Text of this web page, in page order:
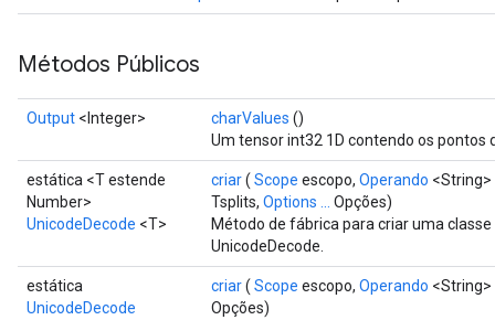
Métodos Públicos
Output <Integer> charValues ()
Um tensor int32 1D contendo os pontos
estática <T estende
Number>
UnicodeDecode <T>
criar( Scope escopo, Operando <String>
Tsplits, Options ...
Opções)
Método de fábrica para criar uma
UnicodeDecode.
estática
UnicodeDecode
criar( Scope escopo, Operando
Opções)